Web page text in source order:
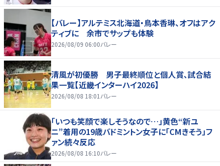
【バレー】アルテミス北海道・鳥本香琳、オフはアク
ティブに 余市でサップも体験
2026/08/09 06:00バレー
清風が初優勝 男子最終順位と個人賞、試合結
果一覧【近畿インターハイ2026】
2026/08/08 18:01 バレー
「いつも笑顔で楽しそうなので…」黄色“新ユ
ニ”着用の19歳バドミントン女子に「CMきそう」フ
ァン続々反応
2026/08/08 16:10バレー